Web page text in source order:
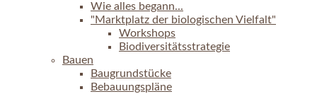
Wie alles begann...
"Marktplatz der biologischen Vielfalt"
Workshops
Biodiversitätsstrategie
Bauen
Baugrundstücke
Bebauungspläne